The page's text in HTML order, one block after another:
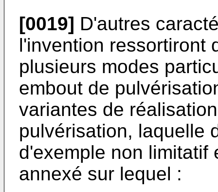
[0019] D'autres
l'invention ressortiront
plusieurs modes
embout de
variantes de
pulvérisation, laquelle
d'exemple non limitatif
annexé sur lequel :